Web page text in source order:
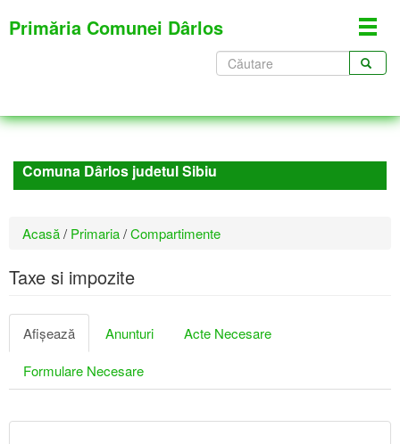
Primăria Comunei Dârlos
Formular
de
Comuna Dârlos judetul Sibiu
Eşti
aici
Acasă/ Primaria/Compartimente
Taxe si impozite
Taburi
primare
Afişează
activ)
Anunturi
Acte Necesare
Formulare Necesare